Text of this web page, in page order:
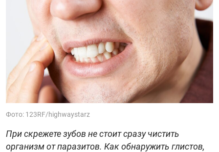
Фото: 123RF/highwaystarz
При скрежете зубов не стоит сразу чистить
организм от паразитов. Как обнаружить глистов,